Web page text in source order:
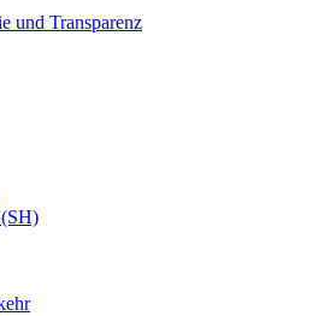
und Transparenz